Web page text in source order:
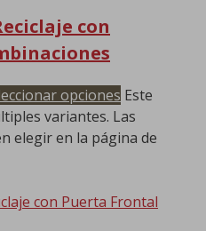
con
opciones Este
variantes. Las
elegir en la página de